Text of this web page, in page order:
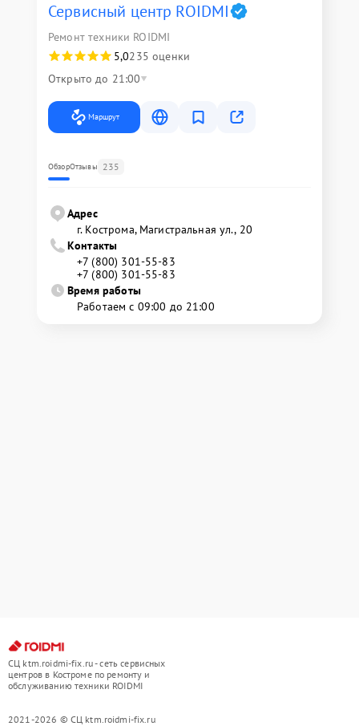
Сервисный центр ROIDMI
Ремонт техники ROIDMI
5,0235 оценки
Открыто до 21:00
Маршрут
ОбзорОтзывы 235
Адрес
г. Кострома, Магистральная ул., 20
Контакты
+7 (800) 301-55-83
+7 (800) 301-55-83
Время работы
Работаем с 09:00 до 21:00
СЦ ktm.roidmi-fix.ru - сеть сервисных
центров в Костроме по ремонту и
обслуживанию техники ROIDMI
2021-2026 © СЦ ktm.roidmi-fix.ru